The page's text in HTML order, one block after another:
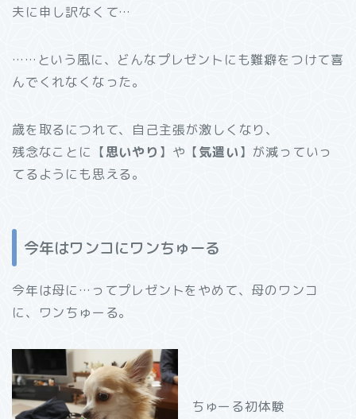
夫に申し訳なくて…
……という風に、どんなプレゼントにも難癖をつけて喜
んでくれなくなった。
歳を取るにつれて、自己主張が激しくなり、
残念なことに【思いやり 】や【気遣い】が減っていっ
てるようにも思える。
今年はワンコにワンちゅーる
今年は母に…ってプレゼントをやめて、母のワンコ
に、ワンちゅーる。
ちゅーる初体験